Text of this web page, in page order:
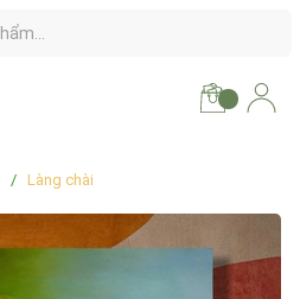
/ Làng chài